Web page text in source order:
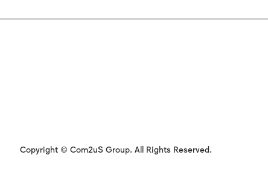
Copyright © Com2uS Group. All Rights Reserved.